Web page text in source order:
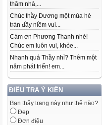
thăm nhà,...
Chúc thầy Dương một mùa hè
tràn đầy niềm vui...
Cám ơn Phương Thanh nhé!
Chúc em luôn vui, khỏe...
Nhanh quá Thầy nhỉ? Thêm một
năm phát triển! em...
ĐIỀU TRA Ý KIẾN
Bạn thấy trang này như thế nào?
Đẹp
Đơn điệu